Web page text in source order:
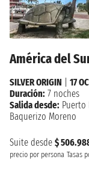
América del
Suite desde $
precio por persona Tasas
SILVER ORIGIN
17
Duración: 7 noches
Salida desde:
Baquerizo Moreno